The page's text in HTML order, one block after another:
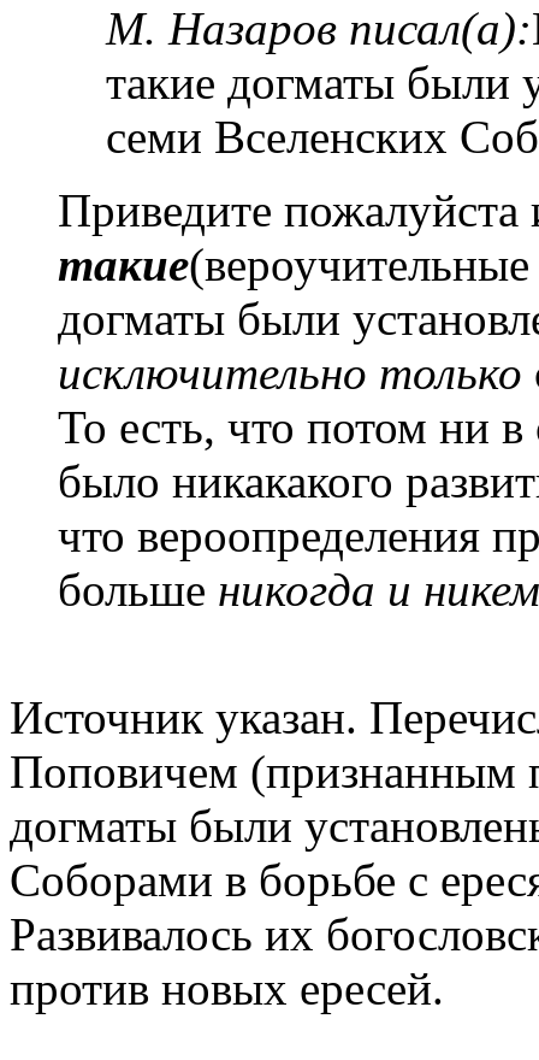
М. Назаров писал(а):
такие догматы были
семи Вселенских
Приведите
такие
догматы были
исключительно только
То есть, что потом ни
было никакакого
что вероопределения
больше никогда и никем
Источник указан.
Поповичем (признанным
догматы были
Соборами в борьбе с
Развивалось их
против новых ересей.